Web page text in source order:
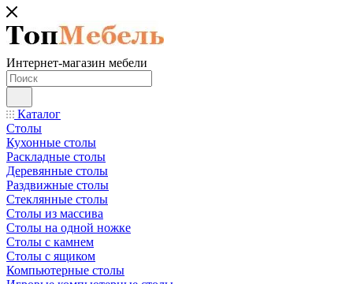
Интернет-магазин мебели
Каталог
Столы
Кухонные столы
Раскладные столы
Деревянные столы
Раздвижные столы
Стеклянные столы
Столы из массива
Столы на одной ножке
Столы с камнем
Столы с ящиком
Компьютерные столы